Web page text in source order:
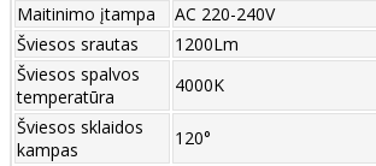
Maitinimo įtampa
AC 220-240V
Šviesos srautas
1200Lm
Šviesos spalvos
temperatūra
4000K
Šviesos sklaidos
kampas
120°